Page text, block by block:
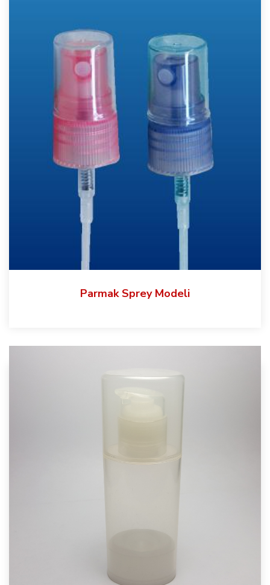
Parmak Sprey Modeli